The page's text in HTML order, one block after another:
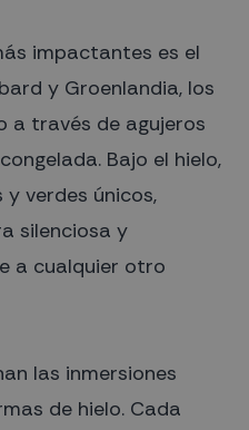
impactantes es el
y Groenlandia, los
a través de agujeros
Bajo el hielo,
verdes únicos,
silenciosa y
a cualquier otro
las inmersiones
de hielo. Cada